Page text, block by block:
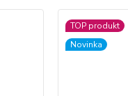
TOP produkt
Novinka